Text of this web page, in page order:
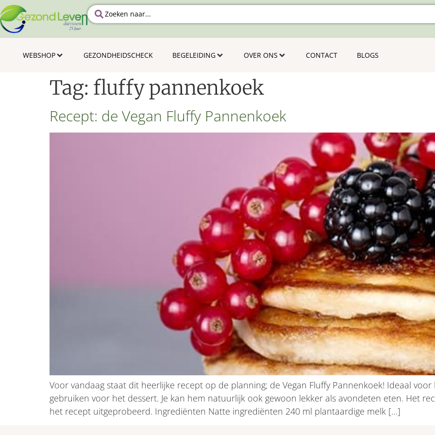
WEBSHOP GEZONDHEIDSCHECK BEGELEIDING OVER ONS CONTACT BLOGS
Tag: fluffy pannenkoek
Recept: de Vegan Fluffy Pannenkoek
Voor vandaag staat dit heerlijke recept op de planning; de Vegan Fluffy Pannenkoek! Ideaal
gebruiken voor het dessert. Je kan hem natuurlijk ook gewoon lekker als avondeten eten. Het
het recept uitgeprobeerd. Ingrediënten Natte ingrediënten 240 ml plantaardige melk […]